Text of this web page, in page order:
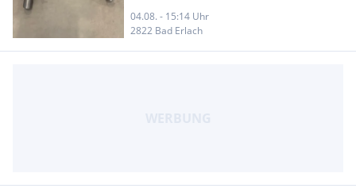
04.08. - 15:14 Uhr
2822 Bad Erlach